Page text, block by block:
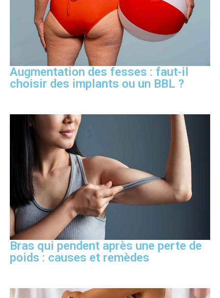
Augmentation des fesses : faut-il
choisir des implants ou un BBL ?
Bras qui pendent après une perte de
poids : causes et remèdes